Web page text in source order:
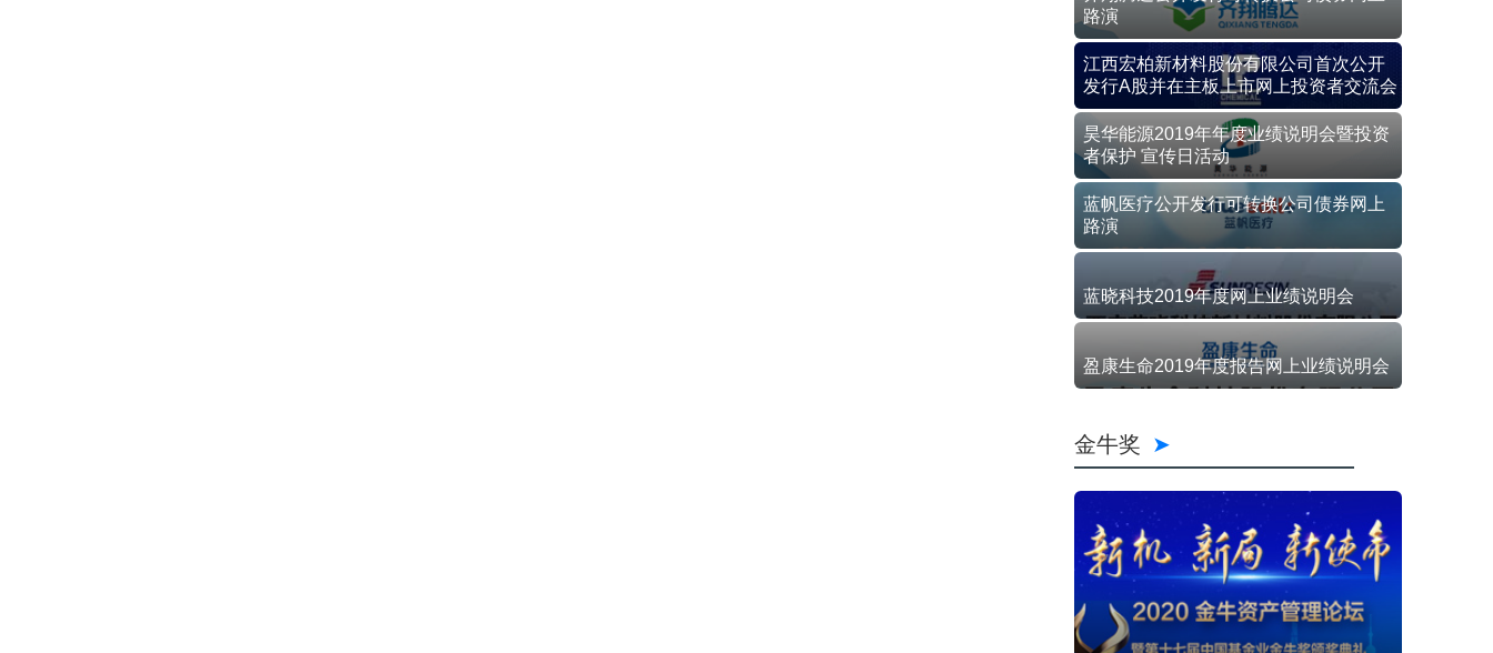
路演
江西宏柏新材料股份有限公司首次公开
发行A股并在主板上市网上投资者交流会
昊华能源2019年年度业绩说明会暨投资
者保护 宣传日活动
蓝帆医疗公开发行可转换公司债券网上
路演
蓝晓科技2019年度网上业绩说明会
盈康生命2019年度报告网上业绩说明会
金牛奖